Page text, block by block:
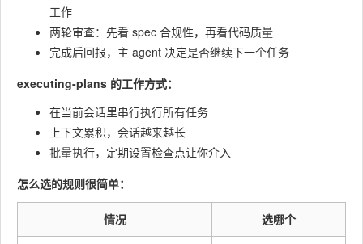
工作
两轮审查：先看 spec 合规性，再看代码质量
完成后回报，主 agent 决定是否继续下一个任务
executing-plans 的工作方式：
在当前会话里串行执行所有任务
上下文累积，会话越来越长
批量执行，定期设置检查点让你介入
怎么选的规则很简单：
情况 选哪个